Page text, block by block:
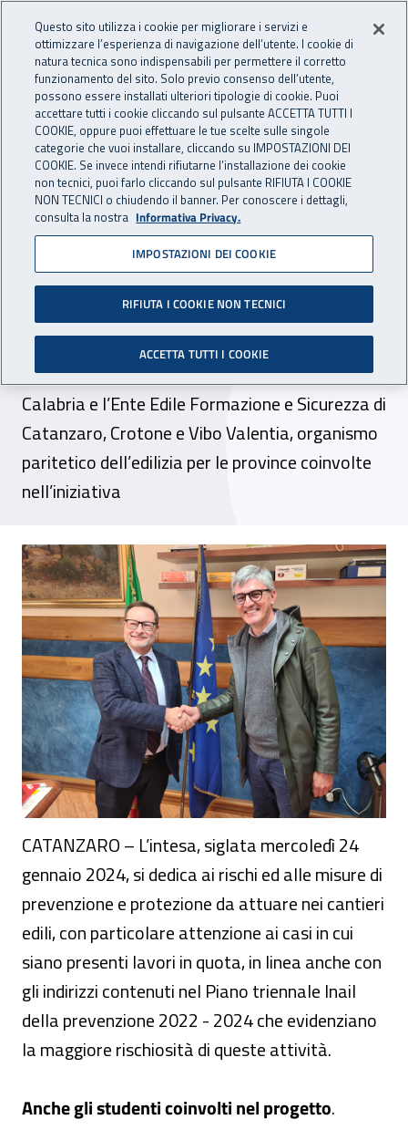
INAIL - Istituto Nazionale
Apri cerca
Navigazione principale
Navigazione - Ti trovi in:
Home Inail comunica News
25 gennaio 2024
Catanzaro, al via il progetto
“Dall’alto della sicurezza”
Sottoscritto l’accordo operativo in materia di
prevenzione tra la Direzione regionale Inail
Calabria e l’Ente Edile Formazione e Sicurezza di
Catanzaro, Crotone e Vibo Valentia, organismo
paritetico dell’edilizia per le province coinvolte
nell’iniziativa
Catanzaro, al via il progetto “Dall’alto
CATANZARO – L’intesa, siglata mercoledì 24
gennaio 2024, si dedica ai rischi ed alle misure di
prevenzione e protezione da attuare nei cantieri
edili, con particolare attenzione ai casi in cui
siano presenti lavori in quota, in linea anche con
gli indirizzi contenuti nel Piano triennale Inail
della prevenzione 2022 - 2024 che evidenziano
la maggiore rischiosità di queste attività.
Anche gli studenti coinvolti nel progetto.
Questo sito utilizza i cookie per migliorare i servizi e
ottimizzare l’esperienza di navigazione dell’utente. I cookie di
natura tecnica sono indispensabili per permettere il corretto
funzionamento del sito. Solo previo consenso dell’utente,
possono essere installati ulteriori tipologie di cookie. Puoi
accettare tutti i cookie cliccando sul pulsante ACCETTA TUTTI I
COOKIE, oppure puoi effettuare le tue scelte sulle singole
categorie che vuoi installare, cliccando su IMPOSTAZIONI DEI
COOKIE. Se invece intendi rifiutarne l’installazione dei cookie
non tecnici, puoi farlo cliccando sul pulsante RIFIUTA I COOKIE
NON TECNICI o chiudendo il banner. Per conoscere i dettagli,
consulta la nostra Informativa Privacy.
IMPOSTAZIONI DEI COOKIE
RIFIUTA I COOKIE NON TECNICI
ACCETTA TUTTI I COOKIE